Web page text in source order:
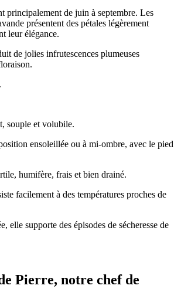
principalement de juin à septembre. Les
présentent des pétales légèrement
leur élégance.
de jolies infrutescences plumeuses
souple et volubile.
ensoleillée ou à mi-ombre, avec le pied
humifère, frais et bien drainé.
facilement à des températures proches de
elle supporte des épisodes de sécheresse de
Pierre, notre chef de